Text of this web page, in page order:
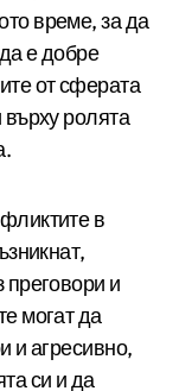
време, за да
е добре
от сферата
върху ролята
в
преговори и
могат да
и агресивно,
си и да